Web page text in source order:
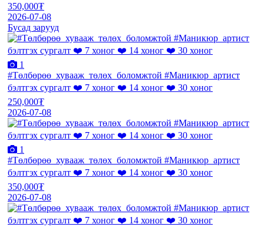
350,000₮
2026-07-08
Бусад зарууд
1
#Төлбөрөө_хувааж_төлөх_боломжтой #Маникюр_артист
бэлтгэх сургалт ❤️ 7 хоног ❤️ 14 хоног ❤️ 30 хоног
250,000₮
2026-07-08
1
#Төлбөрөө_хувааж_төлөх_боломжтой #Маникюр_артист
бэлтгэх сургалт ❤️ 7 хоног ❤️ 14 хоног ❤️ 30 хоног
350,000₮
2026-07-08